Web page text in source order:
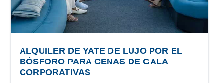
ALQUILER DE YATE DE LUJO POR EL
BÓSFORO PARA CENAS DE GALA
CORPORATIVAS